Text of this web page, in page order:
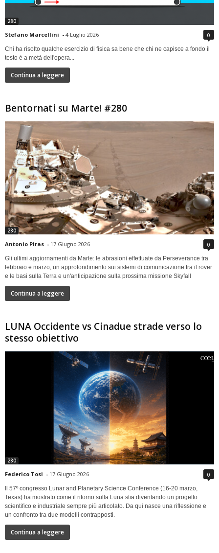
280
Stefano Marcellini - 4 Luglio 2026 0
Chi ha risolto qualche esercizio di fisica sa bene che chi ne capisce a fondo il
testo è a metà dell'opera...
Continua a leggere
Bentornati su Marte! #280
280
Antonio Piras - 17 Giugno 2026 0
Gli ultimi aggiornamenti da Marte: le abrasioni effettuate da Perseverance tra
febbraio e marzo, un approfondimento sui sistemi di comunicazione tra il rover
e le basi sulla Terra e un'anticipazione sulla prossima missione Skyfall
Continua a leggere
LUNA Occidente vs Cinadue strade verso lo
stesso obiettivo
280
Federico Tosi - 17 Giugno 2026 0
Il 57º congresso Lunar and Planetary Science Conference (16-20 marzo,
Texas) ha mostrato come il ritorno sulla Luna stia diventando un progetto
scientifico e industriale sempre più articolato. Da qui nasce una riflessione e
un confronto tra due modelli contrapposti.
Continua a leggere